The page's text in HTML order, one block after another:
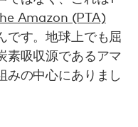
Amazon (PTA)
です。地球上でも屈
素吸収源であるアマ
みの中心にありまし